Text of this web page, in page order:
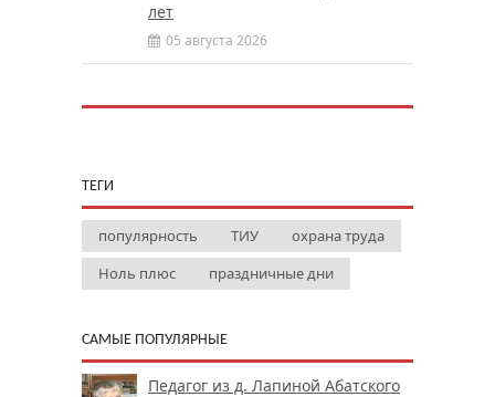
лет
05 августа 2026
ТЕГИ
популярность ТИУ
охрана труда
Ноль плюс
праздничные дни
САМЫЕ ПОПУЛЯРНЫЕ
Педагог из д. Лапиной Абатского